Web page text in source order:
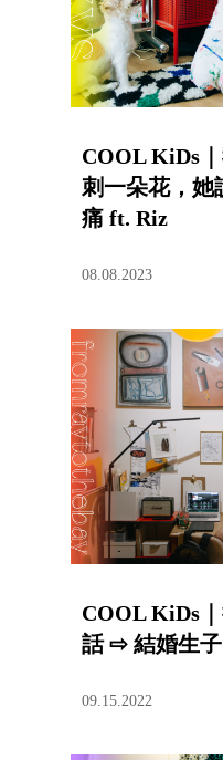
COOL KiDs
刺一朵花，她
痛 ft. Riz
08.08.2023
COOL KiDs
話 ⇨ 結婚生
09.15.2022